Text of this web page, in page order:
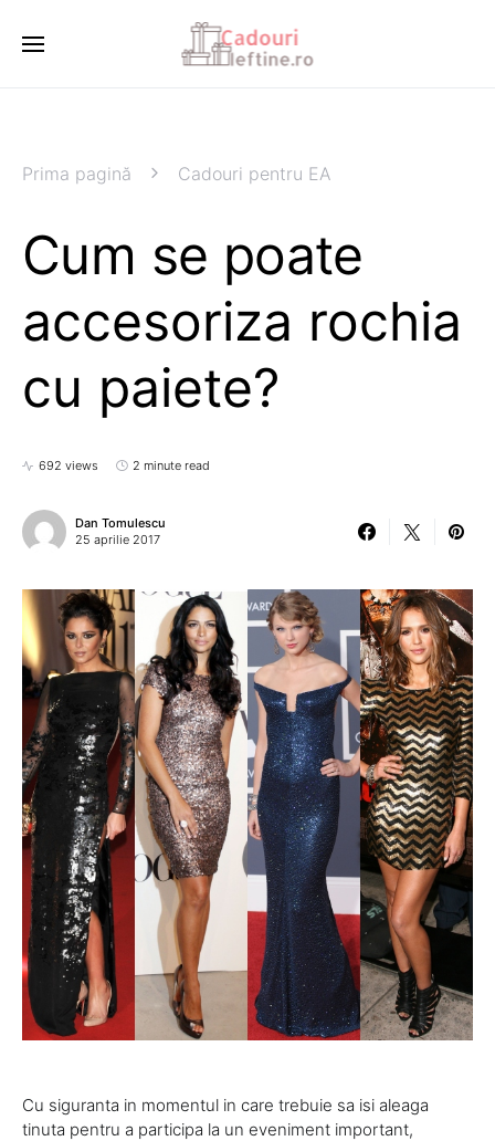
Prima pagină Cadouri pentru EA
Cum se poate
accesoriza rochia
cu paiete?
692 views 2 minute read
Dan Tomulescu
25 aprilie 2017
Cu siguranta in momentul in care trebuie sa isi aleaga
tinuta pentru a participa la un eveniment important,